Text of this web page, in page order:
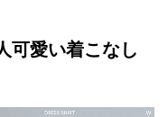
可愛い着こなし